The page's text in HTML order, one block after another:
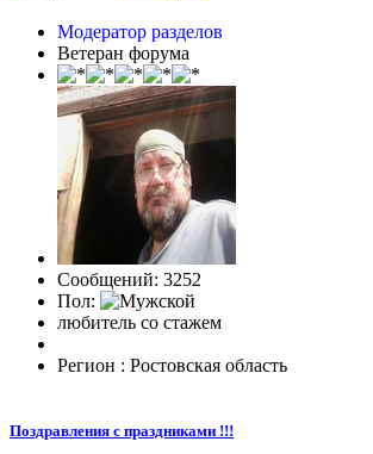
Модератор разделов
Ветеран форума
Сообщений: 3252
Пол:
любитель со стажем
Регион : Ростовская область
Поздравления с праздниками !!!